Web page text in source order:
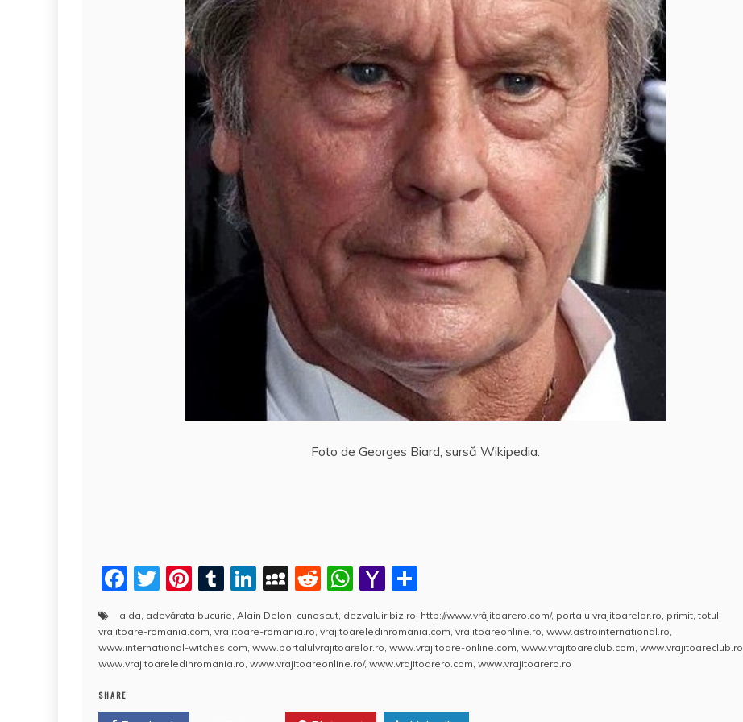
Foto de Georges Biard, sursă Wikipedia.
F
a
c
e
o
T
w
itt
er
Pi
nt
er
e
T
u
m
bl
Li
n
k
e
M
S
p
c
R
d
di
W
at
s
p
Y
a
h
o
M
a
rt
aj
a
a da, adevărata bucurie, Alain Delon, cunoscut, dezvaluiribiz.ro, http://www.vrăjitoarero.com/, portalulvrajitoarelor.ro, primit,totul,
vrajitoare-romania.com, vrajitoare-romania.ro, vrajitoareledinromania.com, vrajitoareonline.ro, www.astrointernational.ro,
www.international-witches.com, www.portalulvrajitoarelor.ro, www.vrajitoare-online.com, www.vrajitoareclub.com, www.vrajitoareclub.ro
www.vrajitoareledinromania.ro, www.vrajitoareonline.ro/, www.vrajitoarero.com, www.vrajitoarero.ro
SHARE